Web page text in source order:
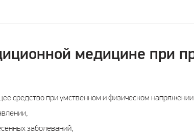
медицине при
средство при умственном и физическом
заболеваний,